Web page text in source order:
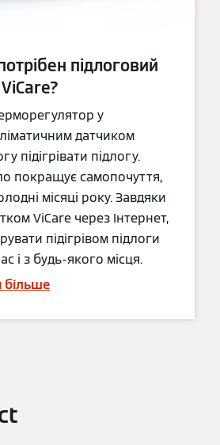
підлоговий
у
датчиком
підігрівати підлогу.
покращує самопочуття,
місяці року. Завдяки
ViCare через Інтернет,
підігрівом підлоги
і з будь-якого місця.
більше